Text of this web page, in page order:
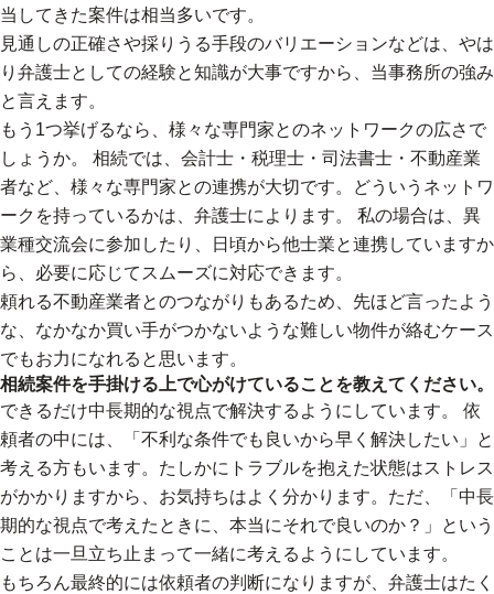
当してきた案件は相当多いです。
見通しの正確さや採りうる手段のバリエーションなどは、やは
り弁護士としての経験と知識が大事ですから、当事務所の強み
と言えます。
もう1つ挙げるなら、様々な専門家とのネットワークの広さで
しょうか。 相続では、会計士・税理士・司法書士・不動産業
者など、様々な専門家との連携が大切です。どういうネットワ
ークを持っているかは、弁護士によります。 私の場合は、異
業種交流会に参加したり、日頃から他士業と連携していますか
ら、必要に応じてスムーズに対応できます。
頼れる不動産業者とのつながりもあるため、先ほど言ったよう
な、なかなか買い手がつかないような難しい物件が絡むケース
でもお力になれると思います。
相続案件を手掛ける上で心がけていることを教えてください。
できるだけ中長期的な視点で解決するようにしています。 依
頼者の中には、「不利な条件でも良いから早く解決したい」と
考える方もいます。たしかにトラブルを抱えた状態はストレス
がかかりますから、お気持ちはよく分かります。ただ、「中長
期的な視点で考えたときに、本当にそれで良いのか？」という
ことは一旦立ち止まって一緒に考えるようにしています。
もちろん最終的には依頼者の判断になりますが、弁護士はたく